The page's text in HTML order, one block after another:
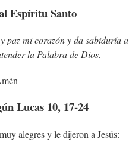
Espíritu Santo
paz mi corazón y da sabiduría a
la Palabra de Dios.
Lucas 10, 17-24
alegres y le dijeron a Jesús: